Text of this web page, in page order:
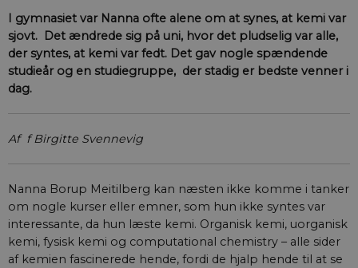
I gymnasiet var Nanna ofte alene om at synes, at kemi var
sjovt. Det ændrede sig på uni, hvor det pludselig var alle,
der syntes, at kemi var fedt. Det gav nogle spændende
studieår og en studiegruppe, der stadig er bedste venner i
dag.
Af f Birgitte Svennevig
Nanna Borup Meitilberg kan næsten ikke komme i tanker
om nogle kurser eller emner, som hun ikke syntes var
interessante, da hun læste kemi. Organisk kemi, uorganisk
kemi, fysisk kemi og computational chemistry – alle sider
af kemien fascinerede hende, fordi de hjalp hende til at se